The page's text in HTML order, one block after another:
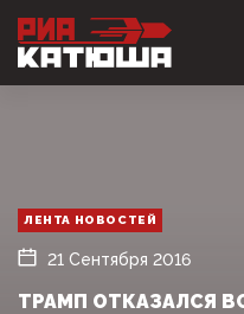
ЛЕНТА НОВОСТЕЙ
21 Сентября 2016
ТРАМП ОТКАЗАЛСЯ